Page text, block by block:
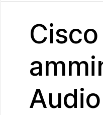
Audio